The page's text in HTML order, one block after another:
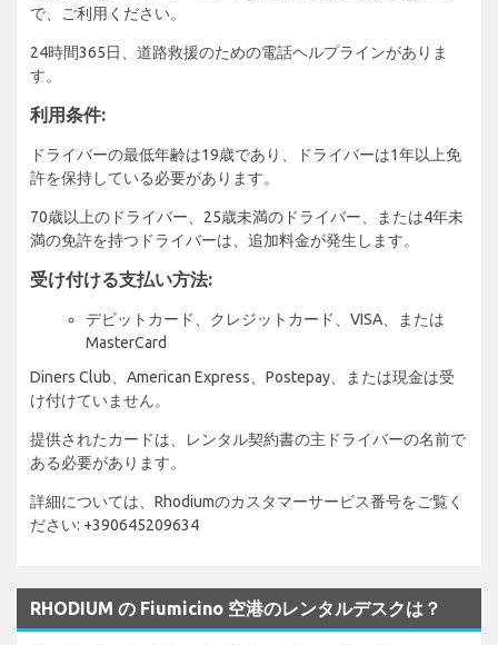
で、ご利用ください。
24時間365日、道路救援のための電話ヘルプラインがありま
す。
利用条件:
ドライバーの最低年齢は19歳であり、ドライバーは1年以上免
許を保持している必要があります。
70歳以上のドライバー、25歳未満のドライバー、または4年未
満の免許を持つドライバーは、追加料金が発生します。
受け付ける支払い方法:
デビットカード、クレジットカード、VISA、または
MasterCard
Diners Club、American Express、Postepay、または現金は受
け付けていません。
提供されたカードは、レンタル契約書の主ドライバーの名前で
ある必要があります。
詳細については、Rhodiumのカスタマーサービス番号をご覧く
ださい: +390645209634
RHODIUM の Fiumicino 空港のレンタルデスクは？